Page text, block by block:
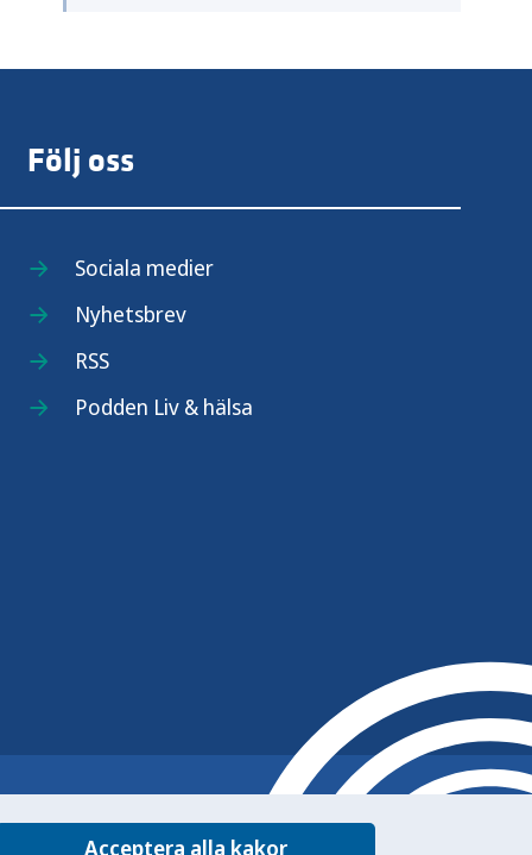
Acceptera alla kakor
Följ oss
Sociala medier
Nyhetsbrev
RSS
Podden Liv & hälsa